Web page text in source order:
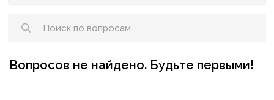
Вопросов не найдено. Будьте первыми!